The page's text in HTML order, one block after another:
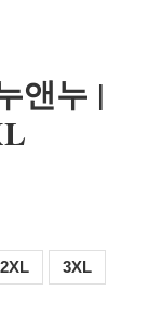
앤누 |
2XL 3XL